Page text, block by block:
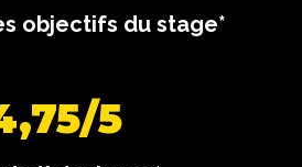
objectifs du stage*
5